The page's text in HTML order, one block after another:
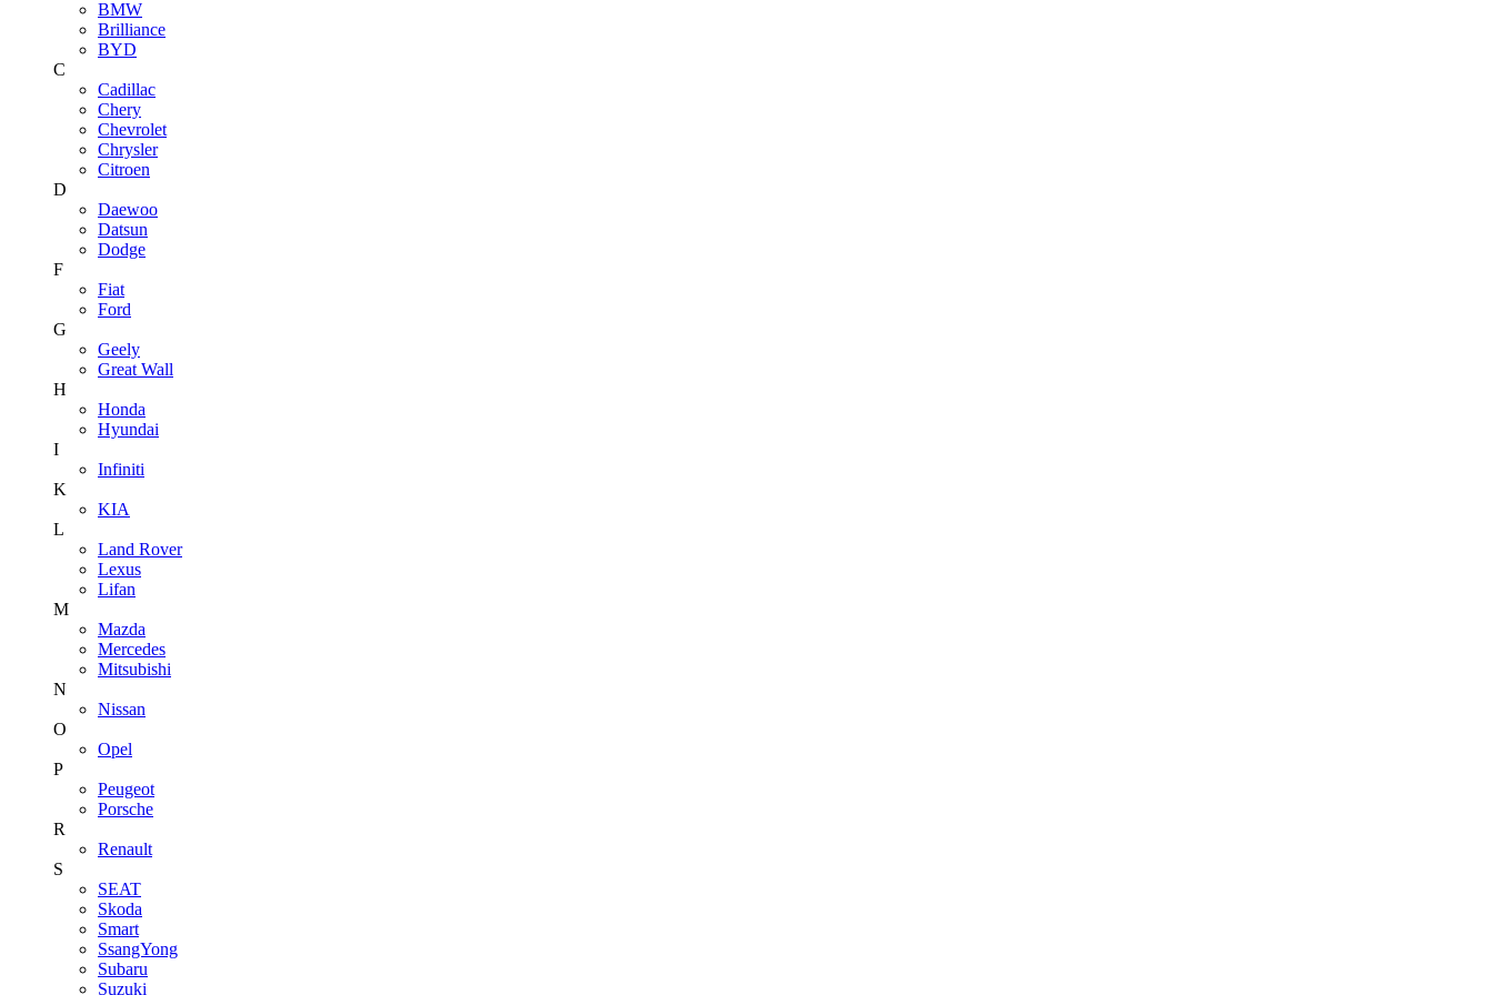
BMW
Brilliance
BYD
C
Cadillac
Chery
Chevrolet
Chrysler
Citroen
D
Daewoo
Datsun
Dodge
F
Fiat
Ford
G
Geely
Great Wall
H
Honda
Hyundai
I
Infiniti
K
KIA
L
Land Rover
Lexus
Lifan
M
Mazda
Mercedes
Mitsubishi
N
Nissan
O
Opel
P
Peugeot
Porsche
R
Renault
S
SEAT
Skoda
Smart
SsangYong
Subaru
Suzuki